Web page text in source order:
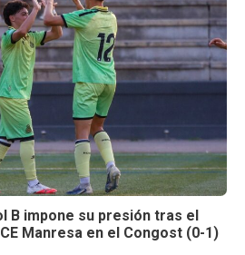
B impone su presión tras el
Manresa en el Congost (0-1)